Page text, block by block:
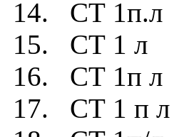
14. СТ 1п.л
15. СТ 1 л
16. СТ 1п л
17. СТ 1 п л